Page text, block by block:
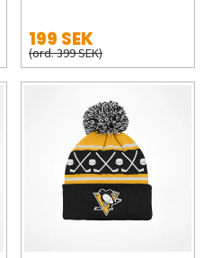
199 SEK
(ord. 399 SEK)